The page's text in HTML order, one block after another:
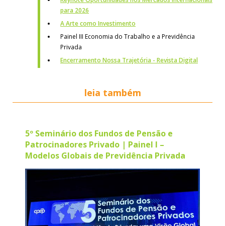
para 2026
A Arte como Investimento
Painel III Economia do Trabalho e a Previdência
Privada
Encerramento Nossa Trajetória - Revista Digital
leia também
5º Seminário dos Fundos de Pensão e
Patrocinadores Privado | Painel I –
Modelos Globais de Previdência Privada